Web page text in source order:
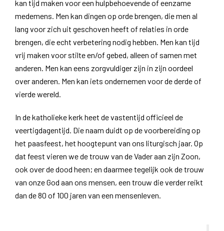
kan tijd maken voor een hulpbehoevende of eenzame
medemens. Men kan dingen op orde brengen, die men al
lang voor zich uit geschoven heeft of relaties in orde
brengen, die echt verbetering nodig hebben. Men kan tijd
vrij maken voor stilte en/of gebed, alleen of samen met
anderen. Men kan eens zorgvuldiger zijn in zijn oordeel
over anderen. Men kan iets ondernemen voor de derde of
vierde wereld.
In de katholieke kerk heet de vastentijd officieel de
veertigdagentijd. Die naam duidt op de voorbereiding op
het paasfeest, het hoogtepunt van ons liturgisch jaar. Op
dat feest vieren we de trouw van de Vader aan zijn Zoon,
ook over de dood heen; en daarmee tegelijk ook de trouw
van onze God aan ons mensen, een trouw die verder reikt
dan de 80 of 100 jaren van een mensenleven.